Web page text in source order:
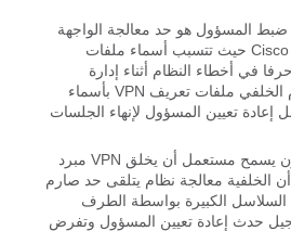
ضبط المسؤول هو حد معالجة الواجهة
الخلفية في Cisco Secure Access حيث تتسبب أسماء ملفات
تعريف VPN التي تتجاوز 46 حرفا في أخطاء النظام أثناء إدارة
الجلسة. عندما يصادف النظام الخلفي ملفات تعريف VPN بأسماء
إعادة تعيين المسؤول لإنهاء الجلسات
يقع هذا إصدار لأن ال gui قارن يسمح مستعمل أن يخلق VPN مبرد
رمز، غير أن الخلفية معالجة نظام يتلقى حد صارم
السلاسل الكبيرة بواسطة الطرف
حدث إعادة تعيين المسؤول وتفرض